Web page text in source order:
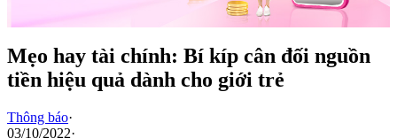
Mẹo hay tài chính: Bí kíp cân đối nguồn
tiền hiệu quả dành cho giới trẻ
Thông báo·
03/10/2022·